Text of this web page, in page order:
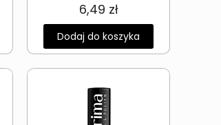
6,49 zł
Dodaj do koszyka